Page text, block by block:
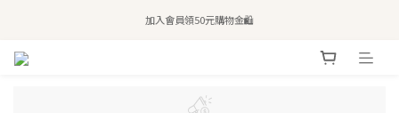
全站滿$2,500免運｜6/30前 含新品滿$1,300超取免運
加入會員領50元購物金🛍️
全站滿$2,500免運｜6/30前 含新品滿$1,300超取免運